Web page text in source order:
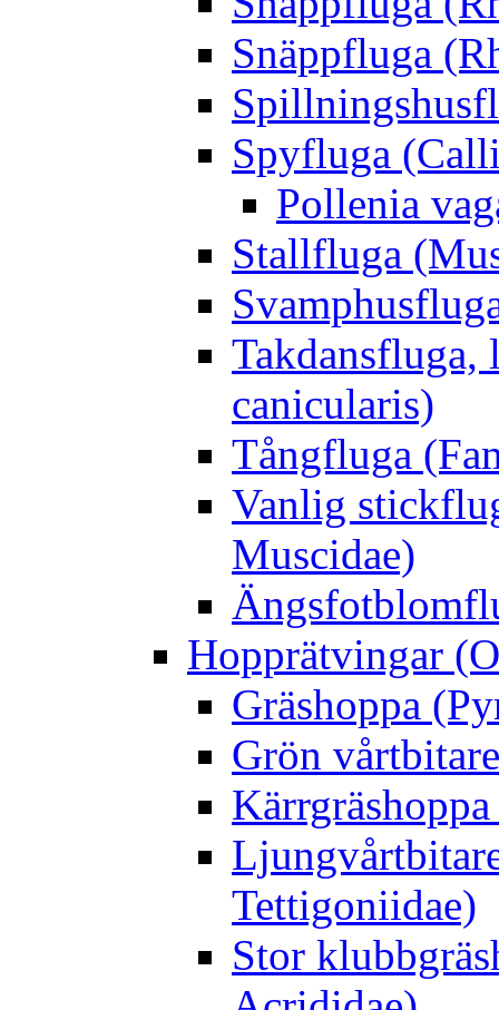
Snäppfluga
Spyfluga
Pollenia
Stallfluga
Takdansfluga,
canicularis)
Tångfluga
Vanlig
Muscidae)
Hopprätvingar
Gräshoppa
Grön
Tettigoniidae)
Stor